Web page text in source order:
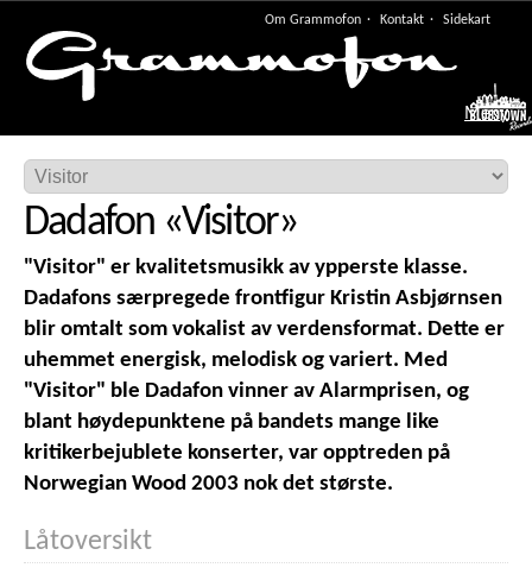
Om Grammofon Kontakt Sidekart
Meny
Dadafon «Visitor»
"Visitor" er kvalitetsmusikk av ypperste klasse.
Dadafons særpregede frontfigur Kristin Asbjørnsen
blir omtalt som vokalist av verdensformat. Dette er
uhemmet energisk, melodisk og variert. Med
"Visitor" ble Dadafon vinner av Alarmprisen, og
blant høydepunktene på bandets mange like
kritikerbejublete konserter, var opptreden på
Norwegian Wood 2003 nok det største.
Låtoversikt